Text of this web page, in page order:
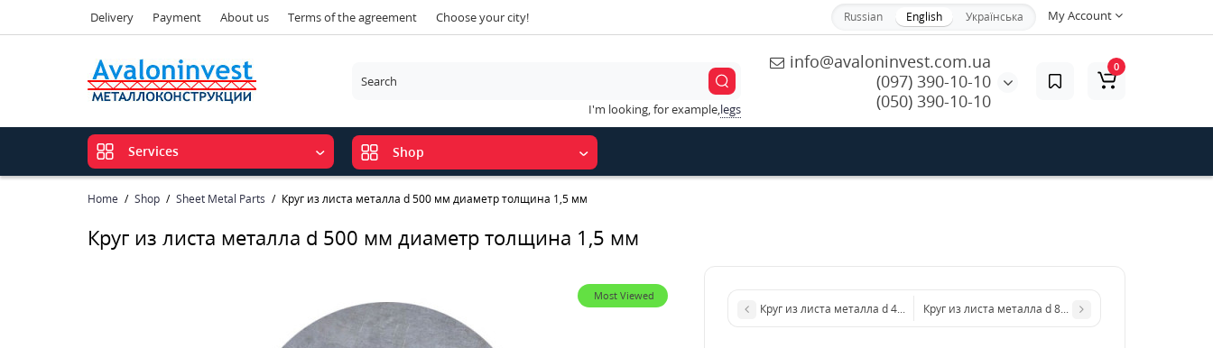
Delivery Payment About us Terms of the agreement Choose your city! My Account
Russian English Українська
info@avaloninvest.com.ua
(097) 390-10-10
(050) 390-10-10
I'm looking, for example,legs
0
Services Shop
Home Shop Sheet Metal Parts Круг из листа металла d 500 мм диаметр толщина 1,5 мм
Круг из листа металла d 500 мм диаметр толщина 1,5 мм
Most Viewed
Круг из листа металла d 400 мм диаметр толщина 1,5 мм
Круг из листа металла d 800 мм диаметр толщина